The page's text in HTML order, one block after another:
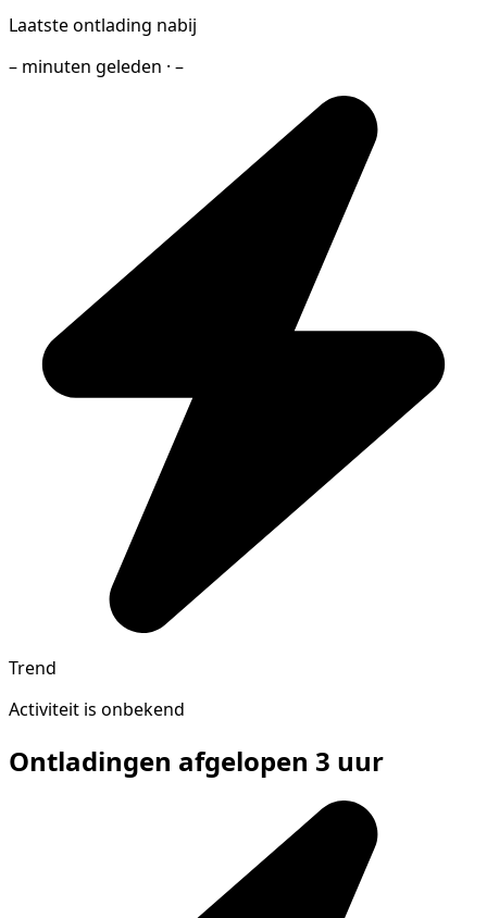
Laatste ontlading nabij
– minuten geleden · –
Trend
Activiteit is onbekend
Ontladingen afgelopen 3 uur